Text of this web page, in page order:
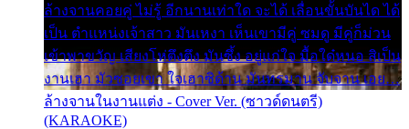
ล้างจานคอยคู่ ไม่รู้ อีกนานเท่าใด จะได้ เลื่อนขั้นบันได ได้
เป็น ตำแหน่งเจ้าสาว มันเหงา เห็นเขามีคู่ ซมดู มีคู่ก็ม่วน
เข้าพาขวัญ เสียงโห่ตึงตึง มันซึ้ง อยู่แก่ใจ มื้อใด๋หนอ สิเป็น
งานเฮา มัวซอยเขา ใจเฮาซิด้าน มันทรมาน จับจาน เอย…
ล้างจานในงานแต่ง - Cover Ver. (ซาวด์ดนตรี)
(KARAOKE)